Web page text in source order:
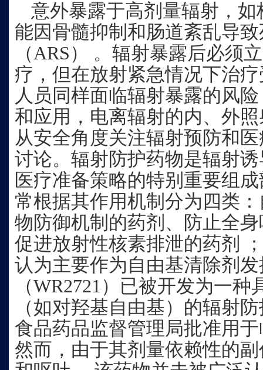
意外暴露于高剂量辐射，
能因骨髓抑制和肠道紊乱导
（ARS） 。辐射暴露后必须
疗，但在放射紧急情况下治
人员同样面临辐射暴露的风
和应用，电离辐射的内、外
从安全角度关注辐射预防和
讨论。辐射防护药物是辐射
医疗准备策略的特别重要组
常根据其作用机制分为四类
物防御机制的药剂、防止全
促进放射性核素排泄的药剂
认为主要作为自由基清除剂
（WR2721）已被开发为一
（如对羟基自由基）的辐射
食品药品监督管理局批准用
然而，由于其剂量依赖性的